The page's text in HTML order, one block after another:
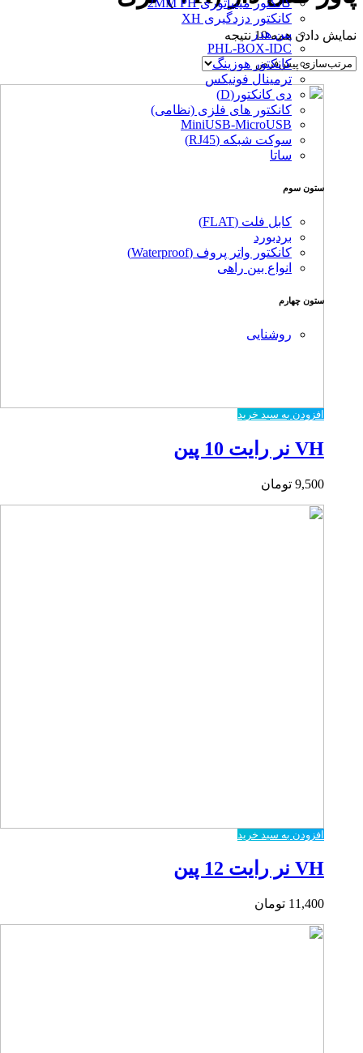
کانکتور دزدگیری XH
پین هدر
PHL-BOX-IDC
کانکتور هوزینگ
ترمینال فونیکس
دی کانکتور(D)
کانکتور های فلزی (نظامی)
MiniUSB-MicroUSB
سوکت شبکه (RJ45)
ساتا
ستون سوم
کابل فلت (FLAT)
بردبورد
کانکتور واتر پروف (Waterproof)
انواع بین راهی
ستون چهارم
روشنایی
نمایش دادن همه 10 نتیجه
افزودن به سبد خرید
VH نر رایت 10 پین
9,500 تومان
افزودن به سبد خرید
VH نر رایت 12 پین
11,400 تومان